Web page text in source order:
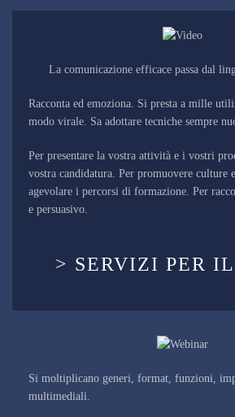
La comunicazione efficace passa dal
Racconta ed emoziona. Si presta a mille
modo virale. Sa adottare tecniche sempre
Per presentare la vostra attività e i vostri
vostra candidatura. Per promuovere culture
agevolare i percorsi di formazione. Per
e persuasivo.
> SERVIZI PER
Si moltiplicano generi, format, funzioni,
multimediali.